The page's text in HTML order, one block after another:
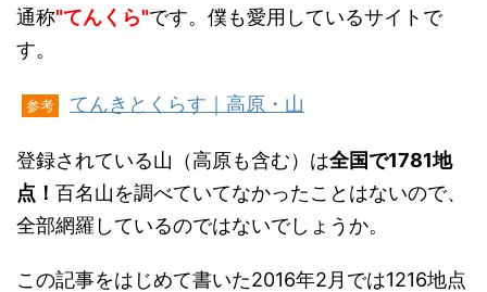
通称"てんくら"です。僕も愛用しているサイトで
す。
参考 てんきとくらす｜高原・山
登録されている山（高原も含む）は全国で1781地
点！ 百名山を調べていてなかったことはないので、
全部網羅しているのではないでしょうか。
この記事をはじめて書いた2016年2月では1216地点